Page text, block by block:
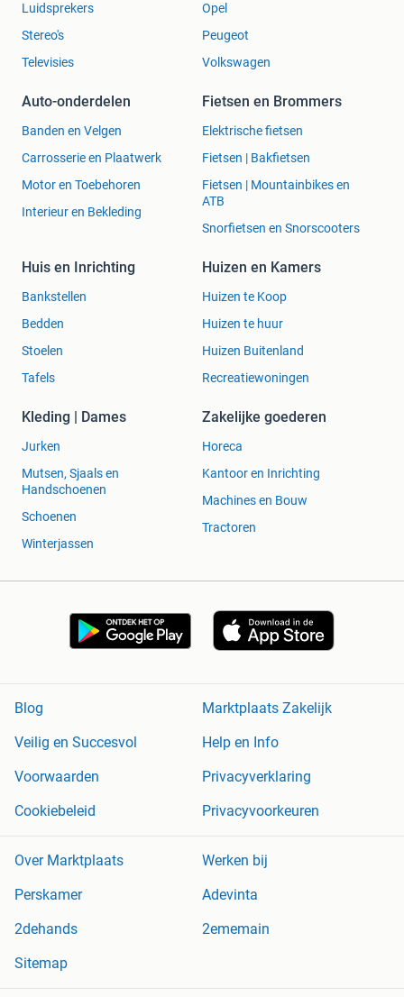
Luidsprekers
Stereo's
Televisies
Opel
Peugeot
Volkswagen
Auto-onderdelen
Banden en Velgen
Carrosserie en Plaatwerk
Motor en Toebehoren
Interieur en Bekleding
Fietsen en Brommers
Elektrische fietsen
Fietsen | Bakfietsen
Fietsen | Mountainbikes en
ATB
Snorfietsen en Snorscooters
Huis en Inrichting
Bankstellen
Bedden
Stoelen
Tafels
Huizen en Kamers
Huizen te Koop
Huizen te huur
Huizen Buitenland
Recreatiewoningen
Kleding | Dames
Jurken
Mutsen, Sjaals en
Handschoenen
Schoenen
Winterjassen
Zakelijke goederen
Horeca
Kantoor en Inrichting
Machines en Bouw
Tractoren
Blog
Marktplaats Zakelijk
Veilig en Succesvol
Help en Info
Voorwaarden
Privacyverklaring
Cookiebeleid
Privacyvoorkeuren
Over Marktplaats
Werken bij
Perskamer
Adevinta
2dehands
2ememain
Sitemap